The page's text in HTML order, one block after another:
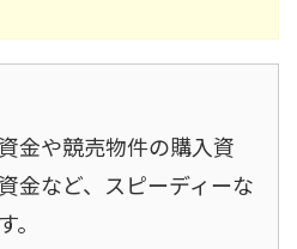
金や競売物件の購入資
金など、スピーディーな